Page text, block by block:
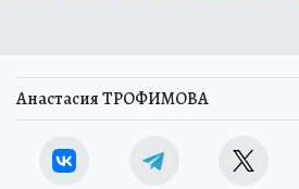
Анастасия ТРОФИМОВА